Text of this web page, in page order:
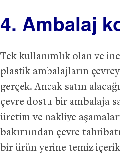
4. Ambalaj
Tek kullanımlık olan ve
plastik ambalajların
gerçek. Ancak satın
çevre dostu bir ambalaja
üretim ve nakliye
bakımından çevre
bir ürün yerine temiz